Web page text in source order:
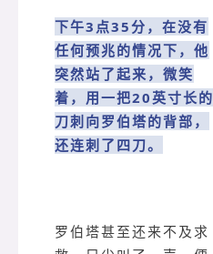
下午3点35分，在没有
任何预兆的情况下，他
突然站了起来，微笑
着，用一把20英寸长的
刀刺向罗伯塔的背部，
还连刺了四刀。
罗伯塔甚至还来不及求